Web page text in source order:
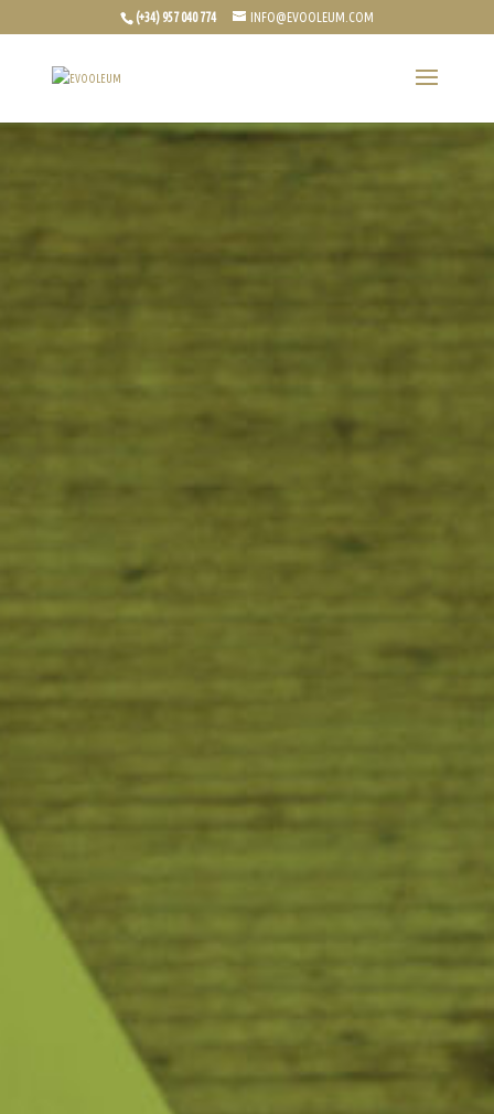
(+34) 957 040 774 INFO@EVOOLEUM.COM